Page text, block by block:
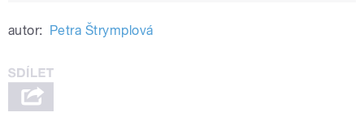
autor: Petra Štrymplová